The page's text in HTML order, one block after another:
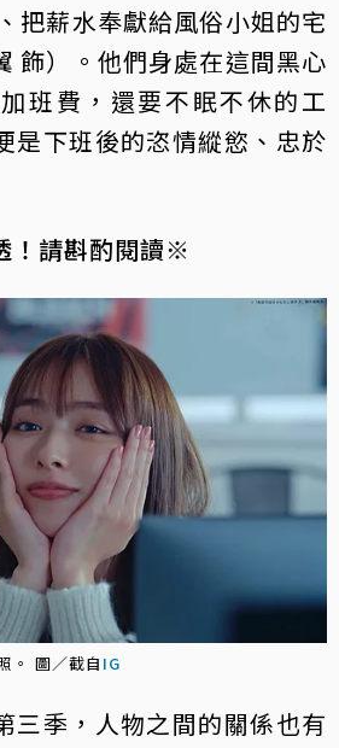
把薪水奉獻給風俗小姐的宅
飾）。他們身處在這間黑心
班費，還要不眠不休的工
是下班後的恣情縱慾、忠於
！請斟酌閱讀※
。 圖／截自 IG
三季，人物之間的關係也有